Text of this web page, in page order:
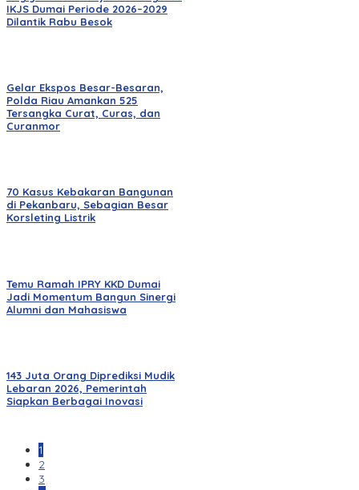
IKJS Dumai Periode 2026–2029
Dilantik Rabu Besok
Gelar Ekspos Besar-Besaran,
Polda Riau Amankan 525
Tersangka Curat, Curas, dan
Curanmor
70 Kasus Kebakaran Bangunan
di Pekanbaru, Sebagian Besar
Korsleting Listrik
Temu Ramah IPRY KKD Dumai
Jadi Momentum Bangun Sinergi
Alumni dan Mahasiswa
143 Juta Orang Diprediksi Mudik
Lebaran 2026, Pemerintah
Siapkan Berbagai Inovasi
1
2
3